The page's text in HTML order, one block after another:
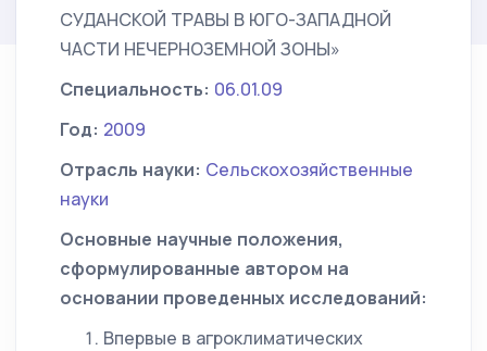
СУДАНСКОЙ ТРАВЫ В ЮГО-ЗАПАДНОЙ
ЧАСТИ НЕЧЕРНОЗЕМНОЙ ЗОНЫ»
Специальность: 06.01.09
Год: 2009
Отрасль науки: Сельскохозяйственные
науки
Основные научные положения,
сформулированные автором на
основании проведенных исследований:
Впервые в агроклиматических